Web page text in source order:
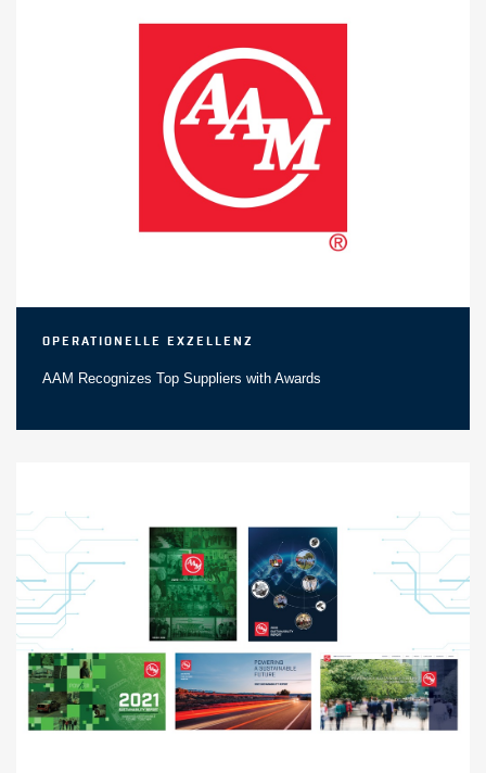
Operationelle Exzellenz
AAM Recognizes Top Suppliers with Awards